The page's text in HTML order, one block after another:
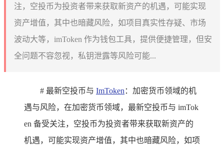
注，空投币为投资者带来获取新资产的机遇，可能实现
资产增值，其中也暗藏风险，如项目真实性存疑、市场
波动大等，imToken 作为钱包工具，提供便捷管理，但安
全问题不容忽视，私钥泄露等风险可能...
# 最新空投币与 ImToken ：加密货币领域的机
遇与风险，在加密货币领域，最新空投币与 imTok
en 备受关注，空投币为投资者带来获取新资产的
机遇，可能实现资产增值，其中也暗藏风险，如项